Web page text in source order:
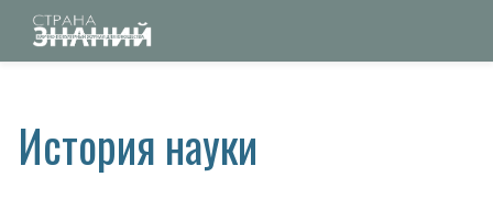
История науки